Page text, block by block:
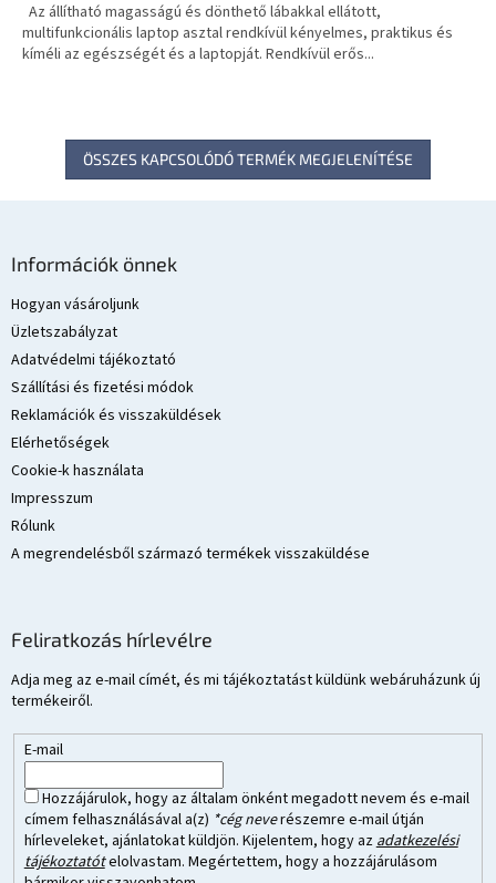
Az állítható magasságú és dönthető lábakkal ellátott,
multifunkcionális laptop asztal rendkívül kényelmes, praktikus és
kíméli az egészségét és a laptopját. Rendkívül erős...
ÖSSZES KAPCSOLÓDÓ TERMÉK MEGJELENÍTÉSE
Információk önnek
Hogyan vásároljunk
Üzletszabályzat
Adatvédelmi tájékoztató
Szállítási és fizetési módok
Reklamációk és visszaküldések
Elérhetőségek
Cookie-k használata
Impresszum
Rólunk
A megrendelésből származó termékek visszaküldése
Feliratkozás hírlevélre
Adja meg az e-mail címét, és mi tájékoztatást küldünk webáruházunk új
termékeiről.
E-mail
Hozzájárulok, hogy az általam önként megadott nevem és e-mail
címem felhasználásával a(z) *cég neverészemre e-mail útján
hírleveleket, ajánlatokat küldjön. Kijelentem, hogy azadatkezelési
tájékoztatótelolvastam. Megértettem, hogy a hozzájárulásom